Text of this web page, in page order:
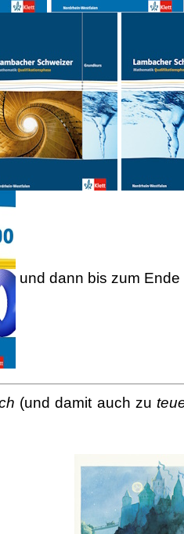
und dann bis zum Ende
(und damit auch zu